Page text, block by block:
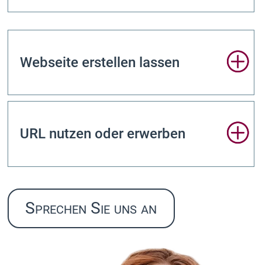
Webseite erstellen lassen
URL nutzen oder erwerben
Sprechen Sie uns an